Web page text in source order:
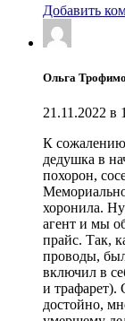
Добавить
Ольга
21.11.2022 в
К
дедушка в
похорон,
хоронила.
агент и мы
прайс. Так,
проводы,
включил в
и трафарет).
достойно,